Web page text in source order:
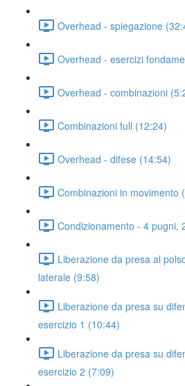
Overhead - spiegazione
Overhead - esercizi
Overhead - combinazioni
Combinazioni full (12:24)
Overhead - difese (14:54)
Combinazioni in movimento
Condizionamento - 4 pugni,
Liberazione da presa al
laterale (9:58)
Liberazione da presa su
esercizio 1 (10:44)
Liberazione da presa su
esercizio 2 (7:09)